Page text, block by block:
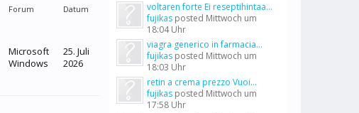
Forum Datum
Microsoft
Windows
25. Juli
2026
voltaren forte Ei reseptihintaa...
fujikas posted Mittwoch um
18:04 Uhr
viagra generico in farmacia...
fujikas posted Mittwoch um
18:03 Uhr
retin a crema prezzo Vuoi...
fujikas posted Mittwoch um
17:58 Uhr